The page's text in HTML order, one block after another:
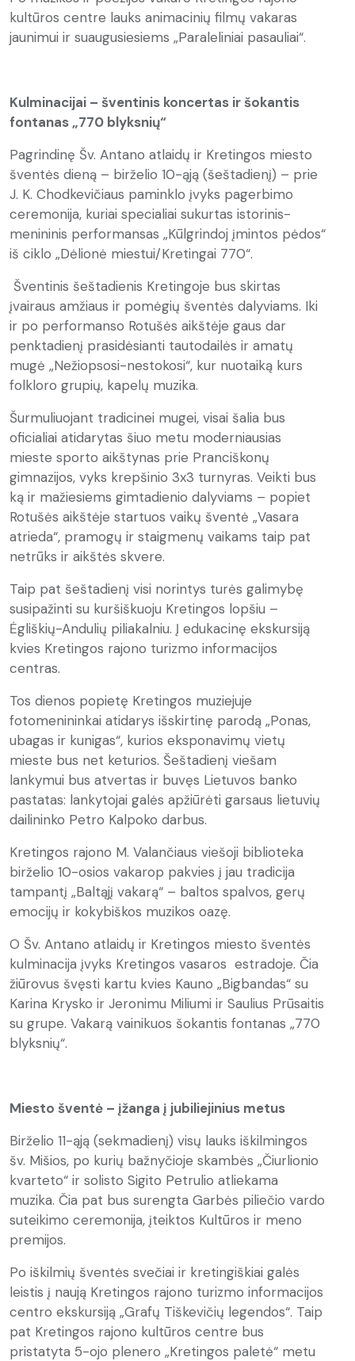
kultūros centre lauks animacinių filmų vakaras
jaunimui ir suaugusiesiems „Paraleliniai pasauliai“.
Kulminacijai – šventinis koncertas ir šokantis
fontanas „770 blyksnių“
Pagrindinę Šv. Antano atlaidų ir Kretingos miesto
šventės dieną – birželio 10-ąją (šeštadienį) – prie
J. K. Chodkevičiaus paminklo įvyks pagerbimo
ceremonija, kuriai specialiai sukurtas istorinis-
menininis performansas „Kūlgrindoj įmintos pėdos“
iš ciklo „Dėlionė miestui/Kretingai 770“.
Šventinis šeštadienis Kretingoje bus skirtas
įvairaus amžiaus ir pomėgių šventės dalyviams. Iki
ir po performanso Rotušės aikštėje gaus dar
penktadienį prasidėsianti tautodailės ir amatų
mugė „Nežiopsosi-nestokosi“, kur nuotaiką kurs
folkloro grupių, kapelų muzika.
Šurmuliuojant tradicinei mugei, visai šalia bus
oficialiai atidarytas šiuo metu moderniausias
mieste sporto aikštynas prie Pranciškonų
gimnazijos, vyks krepšinio 3x3 turnyras. Veikti bus
ką ir mažiesiems gimtadienio dalyviams – popiet
Rotušės aikštėje startuos vaikų šventė „Vasara
atrieda“, pramogų ir staigmenų vaikams taip pat
netrūks ir aikštės skvere.
Taip pat šeštadienį visi norintys turės galimybę
susipažinti su kuršiškuoju Kretingos lopšiu –
Ėgliškių-Andulių piliakalniu. Į edukacinę ekskursiją
kvies Kretingos rajono turizmo informacijos
centras.
Tos dienos popietę Kretingos muziejuje
fotomenininkai atidarys išskirtinę parodą „Ponas,
ubagas ir kunigas“, kurios eksponavimų vietų
mieste bus net keturios. Šeštadienį viešam
lankymui bus atvertas ir buvęs Lietuvos banko
pastatas: lankytojai galės apžiūrėti garsaus lietuvių
dailininko Petro Kalpoko darbus.
Kretingos rajono M. Valančiaus viešoji biblioteka
birželio 10-osios vakarop pakvies į jau tradicija
tampantį „Baltąjį vakarą“ – baltos spalvos, gerų
emocijų ir kokybiškos muzikos oazę.
O Šv. Antano atlaidų ir Kretingos miesto šventės
kulminacija įvyks Kretingos vasaros estradoje. Čia
žiūrovus švęsti kartu kvies Kauno „Bigbandas“ su
Karina Krysko ir Jeronimu Miliumi ir Saulius Prūsaitis
su grupe. Vakarą vainikuos šokantis fontanas „770
blyksnių“.
Miesto šventė – įžanga į jubiliejinius metus
Birželio 11-ąją (sekmadienį) visų lauks iškilmingos
šv. Mišios, po kurių bažnyčioje skambės „Čiurlionio
kvarteto“ ir solisto Sigito Petrulio atliekama
muzika. Čia pat bus surengta Garbės piliečio vardo
suteikimo ceremonija, įteiktos Kultūros ir meno
premijos.
Po iškilmių šventės svečiai ir kretingiškiai galės
leistis į naują Kretingos rajono turizmo informacijos
centro ekskursiją „Grafų Tiškevičių legendos“. Taip
pat Kretingos rajono kultūros centre bus
pristatyta 5-ojo plenero „Kretingos paletė“ metu